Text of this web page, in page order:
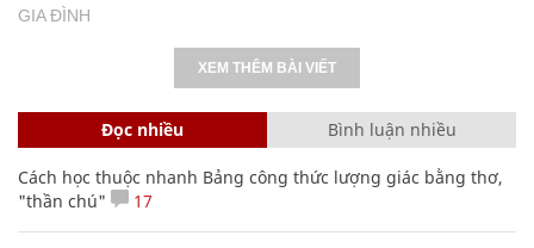
GIA ĐÌNH
XEM THÊM BÀI VIẾT
Đọc nhiều Bình luận nhiều
Cách học thuộc nhanh Bảng công thức lượng giác bằng thơ,
"thần chú"
17